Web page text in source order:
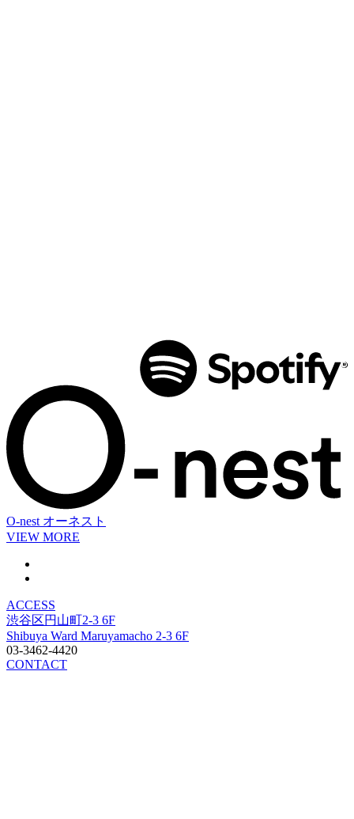
O-nest オーネスト
VIEW MORE
ACCESS
渋谷区円山町2-3 6F
Shibuya Ward Maruyamacho 2-3 6F
03-3462-4420
CONTACT